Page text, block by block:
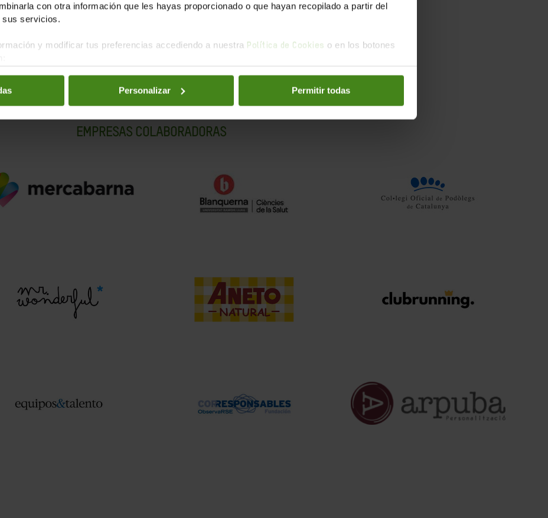
con otra información que les hayas proporcionado o que hayan recopilado a partir del
sus servicios.
y modificar tus preferencias accediendo a nuestra Política de Cookies o en los botones
Personalizar Permitir todas
EMPRESAS COLABORADORAS